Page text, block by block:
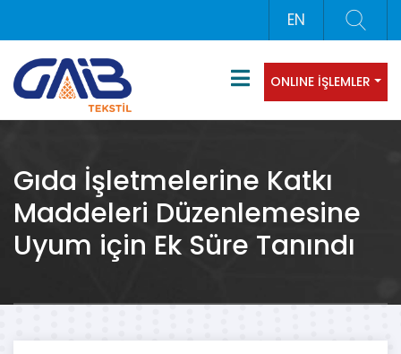
EN
ONLINE İŞLEMLER
Gıda İşletmelerine Katkı
Maddeleri Düzenlemesine
Uyum için Ek Süre Tanındı